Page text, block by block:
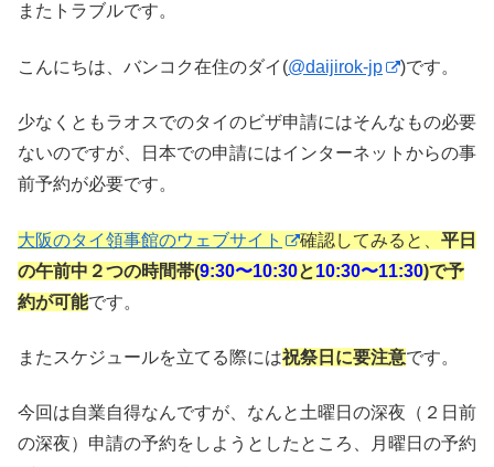
またトラブルです。
こんにちは、バンコク在住のダイ(@daijirok-jp )です。
少なくともラオスでのタイのビザ申請にはそんなもの必要
ないのですが、日本での申請にはインターネットからの事
前予約が必要です。
大阪のタイ領事館のウェブサイト 確認してみると、 平日
の午前中２つの時間帯(9:30〜10:30と10:30〜11:30)で予
約が可能です。
またスケジュールを立てる際には祝祭日に要注意です。
今回は自業自得なんですが、なんと土曜日の深夜（２日前
の深夜）申請の予約をしようとしたところ、月曜日の予約